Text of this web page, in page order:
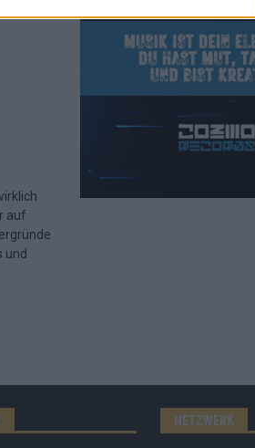
auf
und
NETZWERK